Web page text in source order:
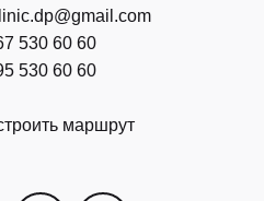
530 60 60
530 60 60
маршрут